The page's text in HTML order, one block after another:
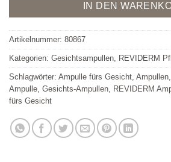
IN DEN
Artikelnummer: 80867
Kategorien: Gesichtsampullen, REVIDERM
Schlagwörter: Ampulle fürs Gesicht, Ampullen,
Ampulle, Gesichts-Ampullen, REVIDERM
fürs Gesicht